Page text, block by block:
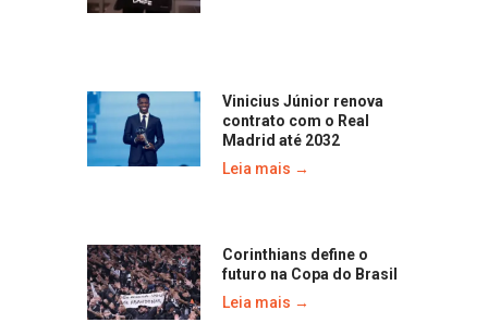
Vinicius Júnior renova
contrato com o Real
Madrid até 2032
Leia mais →
Corinthians define o
futuro na Copa do Brasil
Leia mais →